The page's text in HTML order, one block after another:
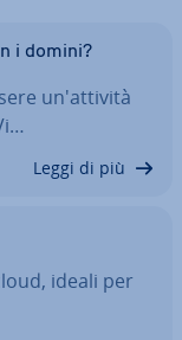
i domini?
un'at­ti­vi­tà
Leggi di più
ideali per